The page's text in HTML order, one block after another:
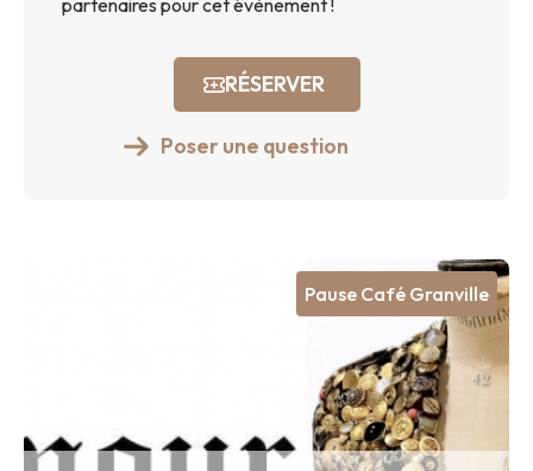
partenaires pour cet évènement !
RÉSERVER
Poser une question
Pause Café Granville